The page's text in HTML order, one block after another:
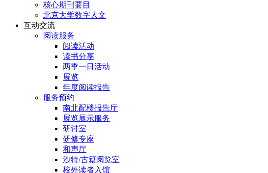
核心期刊要目
北京大学数字人文
互动交流
阅读服务
阅读活动
读书分享
两季一日活动
展览
年度阅读报告
服务预约
南北配楼报告厅
展览展示服务
研讨室
研修专座
和声厅
沙特/古籍阅览室
校外读者入馆